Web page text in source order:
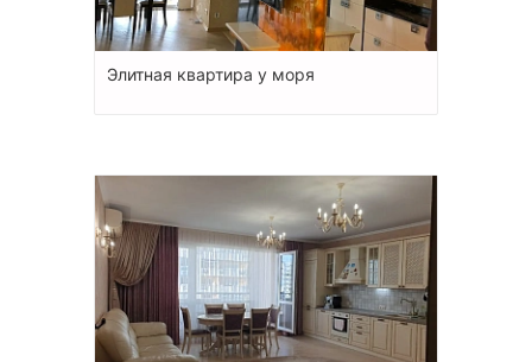
Элитная квартира у моря